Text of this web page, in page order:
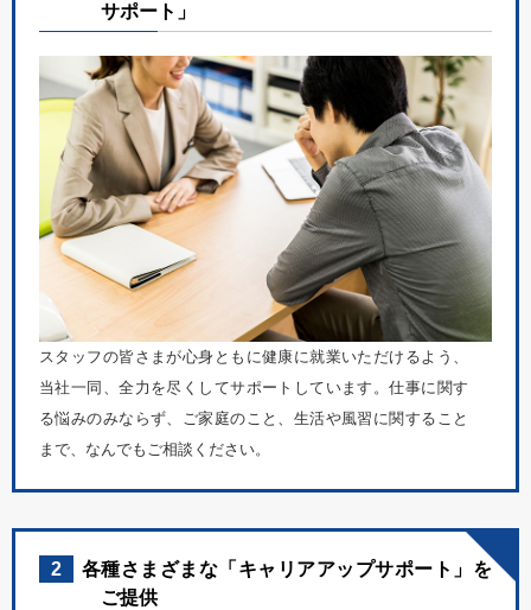
サポート」
スタッフの皆さまが心身ともに健康に就業いただけるよう、
当社一同、全力を尽くしてサポートしています。仕事に関す
る悩みのみならず、ご家庭のこと、生活や風習に関すること
まで、なんでもご相談ください。
2
各種さまざまな「キャリアアップサポート」を
ご提供